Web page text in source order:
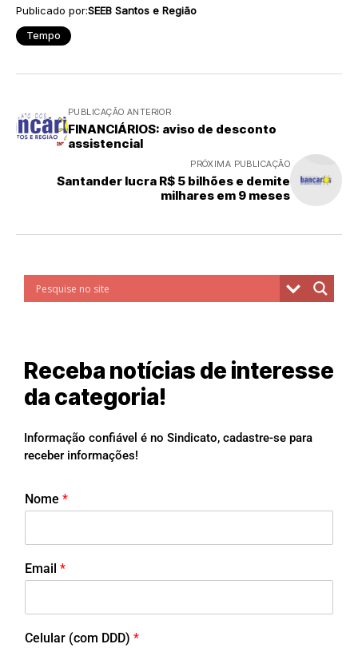
Publicado por:SEEB Santos e Região
Tempo
PUBLICAÇÃO ANTERIOR
FINANCIÁRIOS: aviso de desconto
assistencial
PRÓXIMA PUBLICAÇÃO
Santander lucra R$ 5 bilhões e demite
milhares em 9 meses
Receba notícias de interesse
da categoria!
Informação confiável é no Sindicato, cadastre-se para
receber informações!
Nome *
Email *
Celular (com DDD) *